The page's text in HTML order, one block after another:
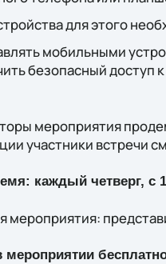
для этого
мобильными
безопасный доступ
мероприятия
участники встречи
каждый четверг, с
мероприятия:
мероприятии